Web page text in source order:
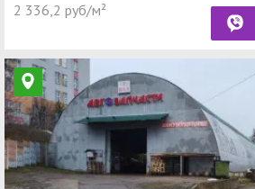
2 336,2 руб/м²